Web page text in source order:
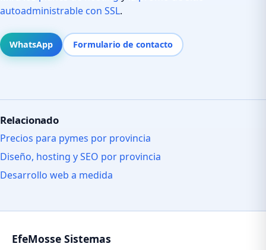
autoadministrable con SSL.
WhatsApp Formulario de contacto
Relacionado
Precios para pymes por provincia
Diseño, hosting y SEO por provincia
Desarrollo web a medida
EfeMosse Sistemas